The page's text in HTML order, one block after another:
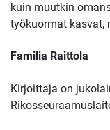
kuin muutkin
työkuormat kasvat,
Familia Raittola
Kirjoittaja on